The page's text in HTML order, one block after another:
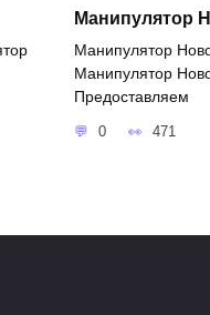
Манипулятор
Манипулятор
Манипулятор
Предоставляем
0 471